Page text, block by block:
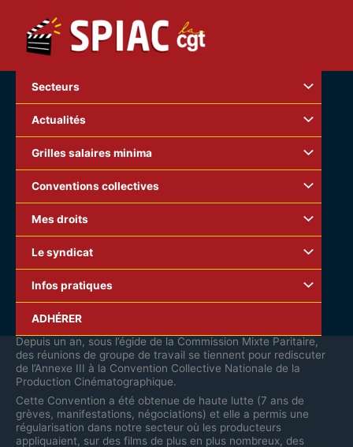
contenu
Secteurs
Actualités
Grilles salaires minima
Conventions collectives
Mes droits
Le syndicat
Infos pratiques
ADHÉRER
cinématographique, une avancée à préserver.
Depuis un an, sous l’égide de la Commission Mixte Paritaire,
des réunions de groupe de travail se tiennent pour rediscuter
de l’Annexe III à la Convention Collective Nationale de la
Production Cinématographique.
Cette Convention a été obtenue de haute lutte (7 ans de
grèves, manifestations, négociations) et elle a permis une
régularisation dans notre secteur où les producteurs
appliquaient, sur des films de plus en plus nombreux, des